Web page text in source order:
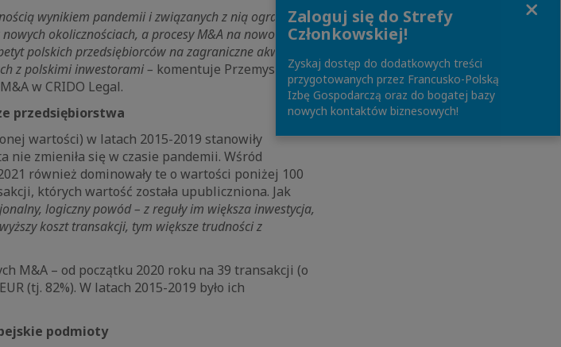
wynikiem pandemii i związanych z nią ograniczeń.
okolicznościach, a procesy M&A na nowo
polskich przedsiębiorców na zagraniczne akwizycje
z polskimi inwestorami – komentuje Przemysław
w CRIDO Legal.
przedsiębiorstwa
wartości) w latach 2015-2019 stanowiły
nie zmieniła się w czasie pandemii. Wśród
również dominowały te o wartości poniżej 100
których wartość została upubliczniona. Jak
logiczny powód – z reguły im większa inwestycja,
koszt transakcji, tym większe trudności z
M&A – od początku 2020 roku na 39 transakcji (o
(tj. 82%). W latach 2015-2019 było ich
podmioty
Zaloguj się do Strefy
Członkowskiej!
Zyskaj dostęp do dodatkowych treści
przygotowanych przez Francusko-Polską
Izbę Gospodarczą oraz do bogatej bazy
nowych kontaktów biznesowych!